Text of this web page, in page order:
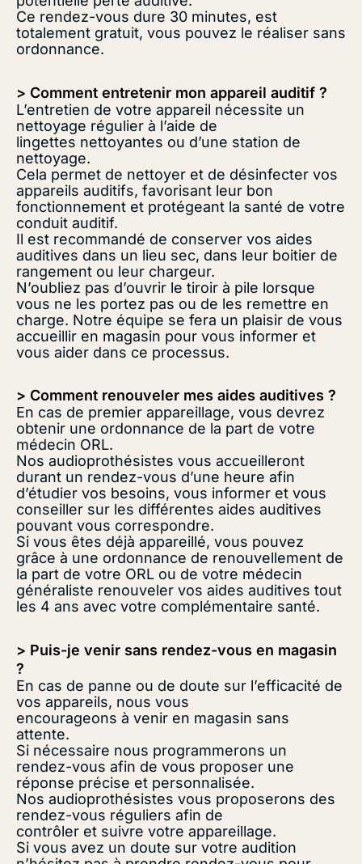
Ce rendez-vous dure 30 minutes, est
totalement gratuit, vous pouvez le réaliser sans
ordonnance.
> Comment entretenir mon appareil auditif ?
L’entretien de votre appareil nécessite un
nettoyage régulier à l’aide de
lingettes nettoyantes ou d’une station de
nettoyage.
Cela permet de nettoyer et de désinfecter vos
appareils auditifs, favorisant leur bon
fonctionnement et protégeant la santé de votre
conduit auditif.
Il est recommandé de conserver vos aides
auditives dans un lieu sec, dans leur boitier de
rangement ou leur chargeur.
N’oubliez pas d’ouvrir le tiroir à pile lorsque
vous ne les portez pas ou de les remettre en
charge. Notre équipe se fera un plaisir de vous
accueillir en magasin pour vous informer et
vous aider dans ce processus.
> Comment renouveler mes aides auditives ?
En cas de premier appareillage, vous devrez
obtenir une ordonnance de la part de votre
médecin ORL.
Nos audioprothésistes vous accueilleront
durant un rendez-vous d’une heure afin
d’étudier vos besoins, vous informer et vous
conseiller sur les différentes aides auditives
pouvant vous correspondre.
Si vous êtes déjà appareillé, vous pouvez
grâce à une ordonnance de renouvellement de
la part de votre ORL ou de votre médecin
généraliste renouveler vos aides auditives tout
les 4 ans avec votre complémentaire santé.
> Puis-je venir sans rendez-vous en magasin
?
En cas de panne ou de doute sur l’efficacité de
vos appareils, nous vous
encourageons à venir en magasin sans
attente.
Si nécessaire nous programmerons un
rendez-vous afin de vous proposer une
réponse précise et personnalisée.
Nos audioprothésistes vous proposerons des
rendez-vous réguliers afin de
contrôler et suivre votre appareillage.
Si vous avez un doute sur votre audition